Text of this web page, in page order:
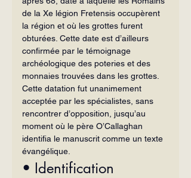
de la Xe légion Fretensis occupèrent
la région et où les grottes furent
obturées. Cette date est d’ailleurs
confirmée par le témoignage
archéologique des poteries et des
monnaies trouvées dans les grottes.
Cette datation fut unanimement
acceptée par les spécialistes, sans
rencontrer d’opposition, jusqu’au
moment où le père O’Callaghan
identifia le manuscrit comme un texte
évangélique.
• Identification